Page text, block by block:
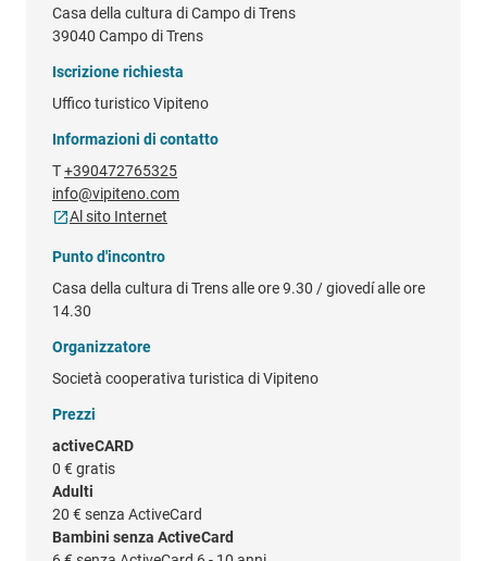
Casa della cultura di Campo di Trens
39040 Campo di Trens
Iscrizione richiesta
Uffico turistico Vipiteno
Informazioni di contatto
T+390472765325
info@vipiteno.com
Al sito Internet
Punto d'incontro
Casa della cultura di Trens alle ore 9.30 / giovedí alle ore
14.30
Organizzatore
Società cooperativa turistica di Vipiteno
Prezzi
activeCARD
0 € gratis
Adulti
20 € senza ActiveCard
Bambini senza ActiveCard